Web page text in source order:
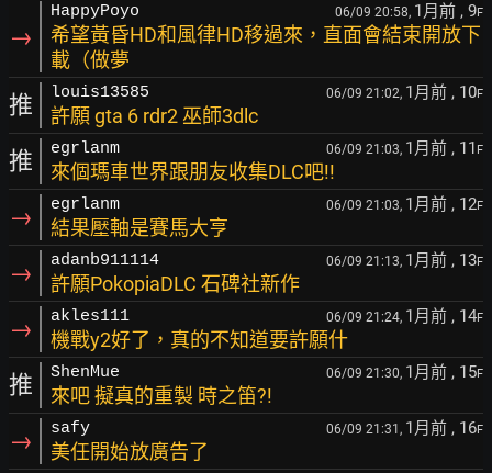
→
HappyPoyo 06/09 20:58, 1月前 , 9F
希望黃昏HD和風律HD移過來，直面會結束開放下
載（做夢
推 louis13585 06/09 21:02, 1月前 , 10F
許願 gta 6 rdr2 巫師3dlc
推 egrlanm 06/09 21:03, 1月前 , 11 F
來個瑪車世界跟朋友收集DLC吧!!
→ egrlanm 06/09 21:03, 1月前 , 12F
結果壓軸是賽馬大亨
→ adanb911114 06/09 21:13, 1月前 , 13F
許願PokopiaDLC 石碑社新作
→ akles111 06/09 21:24, 1月前 , 14F
機戰y2好了，真的不知道要許願什
推 ShenMue 06/09 21:30, 1月前 , 15F
來吧 擬真的重製 時之笛?!
→ safy 06/09 21:31, 1月前 , 16F
美任開始放廣告了